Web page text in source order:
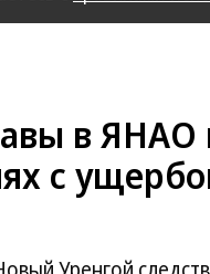
в ЯНАО
с